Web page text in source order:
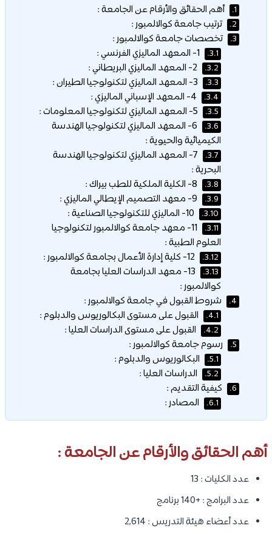
1. أهم الحقائق والأرقام عن الجامعة :
2. ترتيب جامعة كوالالمبور :
3. تخصصات جامعة كوالالمبور :
3.1.
3.2.
3.3.
3.4.
3.5.
3.6.
6- المعهد الماليزي لتكنولوجيا الهندسة
الكيميائية والحيوية :
3.7.
7- المعهد الماليزي لتكنولوجيا الهندسة
البحرية :
3.8.
3.9.
3.10.
3.11.
11- معهد جامعة كوالالمبور لتكنولوجيا
العلوم الطبية :
3.12.
3.13.
13- معهد الدراسات العليا بجامعة
كوالالمبور :
4. شروط القبول في جامعة كوالالمبور :
4.1. القبول على مستوى البكالوريوس والدبلوم :
4.2. القبول على مستوى الدراسات العليا :
5. رسوم جامعة كوالالمبور :
5.1. البكالوريوس والدبلوم :
5.2. الدراسات العليا :
6. كيفية التقديم :
6.1. المصادر :
أهم الحقائق والأرقام عن الجامعة :
عدد الكليات : 13
عدد البرامج : +140 برنامج
عدد أعضاء هيئة التدريس : 2,614